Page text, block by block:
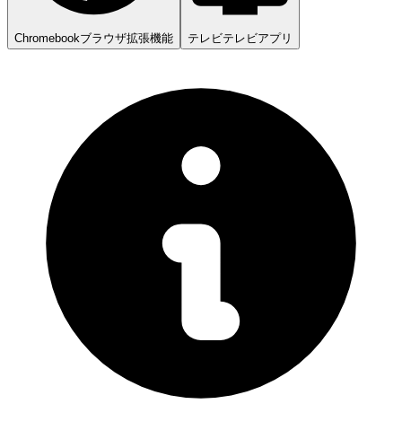
Chromebookブラウザ拡張機能 テレビテレビアプリ